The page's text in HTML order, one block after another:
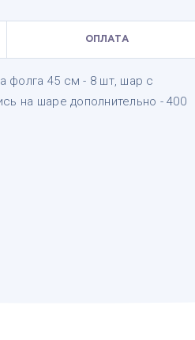
ОПЛАТА
фолга 45 см - 8 шт, шар с
на шаре дополнительно - 400